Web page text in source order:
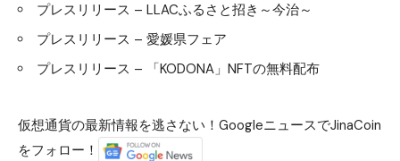
プレスリリース – LLACふるさと招き～今治～
プレスリリース – 愛媛県フェア
プレスリリース – 「KODONA」NFTの無料配布
仮想通貨の最新情報を逃さない！GoogleニュースでJinaCoin
をフォロー！